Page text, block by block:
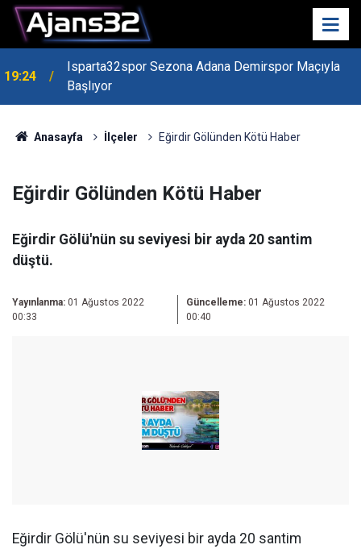
19:24
Isparta32spor Sezona Adana Demirspor Maçıyla
Başlıyor
Anasayfa İlçeler Eğirdir Gölünden Kötü Haber
Eğirdir Gölünden Kötü Haber
Eğirdir Gölü'nün su seviyesi bir ayda 20 santim
düştü.
Yayınlanma: 01 Ağustos 2022
00:33
Güncelleme:01 Ağustos 2022
00:40
Eğirdir Gölü'nün su seviyesi bir ayda 20 santim